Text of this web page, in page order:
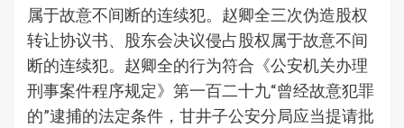
属于故意不间断的连续犯。赵卿全三次伪造股权
转让协议书、股东会决议侵占股权属于故意不间
断的连续犯。赵卿全的行为符合《公安机关办理
刑事案件程序规定》第一百二十九“曾经故意犯罪
的”逮捕的法定条件，甘井子公安分局应当提请批